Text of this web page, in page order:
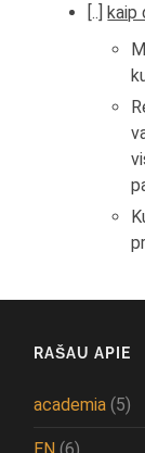
[..]kaip
RAŠAU APIE
academia (5)
EN (6)